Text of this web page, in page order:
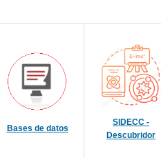
Bases de datos
SIDECC -
Descubridor